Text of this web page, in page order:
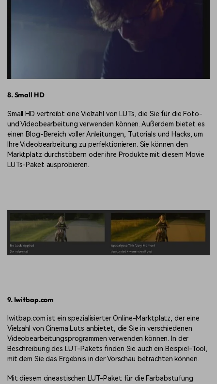
8. Small HD
Small HD vertreibt eine Vielzahl von LUTs, die Sie für die Foto-
und Videobearbeitung verwenden können. Außerdem bietet es
einen Blog-Bereich voller Anleitungen, Tutorials und Hacks, um
Ihre Videobearbeitung zu perfektionieren. Sie können den
Marktplatz durchstöbern oder ihre Produkte mit diesem Movie
LUTs-Paket ausprobieren.
9. Iwitbap.com
Iwitbap.com ist ein spezialisierter Online-Marktplatz, der eine
Vielzahl von Cinema Luts anbietet, die Sie in verschiedenen
Videobearbeitungsprogrammen verwenden können. In der
Beschreibung des LUT-Pakets finden Sie auch ein Beispiel-Tool,
mit dem Sie das Ergebnis in der Vorschau betrachten können.
Mit diesem cineastischen LUT-Paket für die Farbabstufung